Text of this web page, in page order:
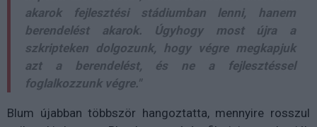
akarok fejlesztési stádiumban lenni, hanem
berendelést akarok. Úgyhogy most újra a
szkripteken dolgozunk, hogy végre megkapjuk
azt a berendelést, és ne a fejlesztéssel
foglalkozzunk végre."
Blum újabban többször hangoztatta, mennyire rosszul